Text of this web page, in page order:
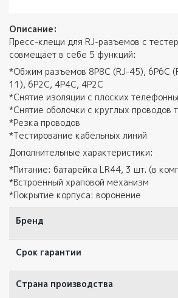
Описание:
Пресс-клещи для RJ-разъемов с
совмещает в себе 5 функций:
*Обжим разъемов 8Р8С (RJ-45), 6Р6С
11), 6Р2С, 4P4C, 4P2C
*Снятие изоляции с плоских
*Снятие оболочки с круглых проводов
*Резка проводов
*Тестирование кабельных линий
Дополнительные характеристики:
*Питание: батарейка LR44, 3 шт. (в
*Встроенный храповой механизм
*Покрытие корпуса: воронение
Бренд
Срок гарантии
Страна производства